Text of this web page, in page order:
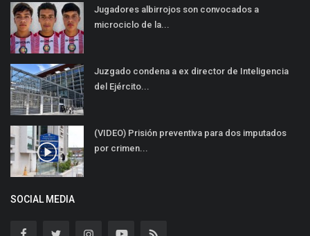
Jugadores albirrojos son convocados a
microciclo de la...
Juzgado condena a ex director de Inteligencia
del Ejército...
(VIDEO) Prisión preventiva para dos imputados
por crimen...
SOCIAL MEDIA